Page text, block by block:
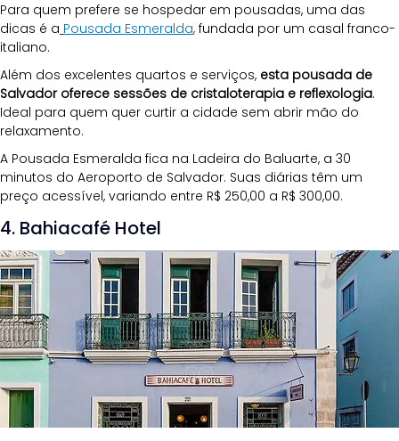
Para quem prefere se hospedar em pousadas, uma das
dicas é a Pousada Esmeralda, fundada por um casal franco-
italiano.
Além dos excelentes quartos e serviços, esta pousada de
Salvador oferece sessões de cristaloterapia e reflexologia.
Ideal para quem quer curtir a cidade sem abrir mão do
relaxamento.
A Pousada Esmeralda fica na Ladeira do Baluarte, a 30
minutos do Aeroporto de Salvador. Suas diárias têm um
preço acessível, variando entre R$ 250,00 a R$ 300,00.
4. Bahiacafé Hotel